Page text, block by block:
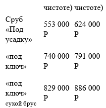
чистоте) чистоте)
Сруб
«Под
усадку»
553 000
Р
624 000
Р
«под
ключ»
740 000
Р
791 000
Р
«под
ключ»
сухой брус
829 000
Р
886 000
Р